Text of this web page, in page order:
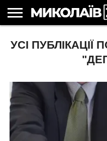
НОВИНИ
НОВИНИ
МИКОЛАЄВА
МИКОЛАЇВСЬКА
ОБЛАСТЬ
НОВИНИ
СПОРТУ
УКРАЇНА
ТА СВІТ
НОВИНИ
КОМПАНІЙ
АСТРОЛОГІЯ
СВЯТА
В
КОРИСНІ
СТАТТІ
УСІ